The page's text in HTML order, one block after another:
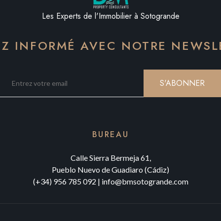
Les Experts de l'Immobilier à Sotogrande
INFORMÉ AVEC NOTRE
S'ABONNER
BUREAU
Calle Sierra Bermeja 61,
Pueblo Nuevo de Guadiaro (Cádiz)
(+34) 956 785 092 | info@bmsotogrande.com